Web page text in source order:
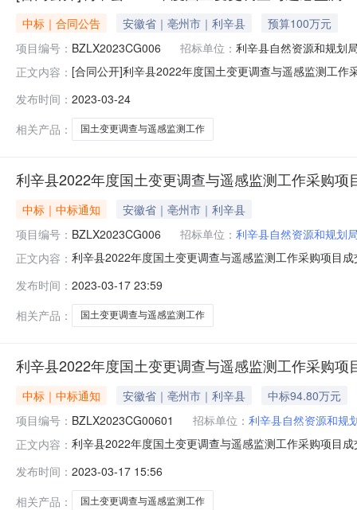
中标｜合同公告 安徽省｜亳州市｜利辛县
预算100万元
项目编号： BZLX2023CG006 招标单位： 利辛县自然资源和规划
正文内容： [合同公开]利辛县2022年度国土变更调查与遥感监测工
2022年度国土变更调查与遥感监测工作采购项目.doc【
发布时间： 2023-03-24
相关产品：
国土变更调查与遥感监测工作
利辛县2022年度国土变更调查与遥感监测工作采购项
中标｜中标通知
安徽省｜亳州市｜利辛县
项目编号： BZLX2023CG006 招标单位： 利辛县自然资源和规划
正文内容： 利辛县2022年度国土变更调查与遥感监测工作采购项目
地址：安徽省合肥市经济技术开发区九龙路168号东湖
发布时间： 2023-03-17 23:59
相关产品：
国土变更调查与遥感监测工作
利辛县2022年度国土变更调查与遥感监测工作采购项
中标｜中标通知 安徽省｜亳州市｜利辛县
中标94.80万元
项目编号： BZLX2023CG00601 招标单位： 利辛县自然资源和规
正文内容： 利辛县2022年度国土变更调查与遥感监测工作采购项目
四、主要标的信息：服务类名称：利辛县2022年度国土
2022年度
发布时间： 2023-03-17 15:56
相关产品：
国土变更调查与遥感监测工作